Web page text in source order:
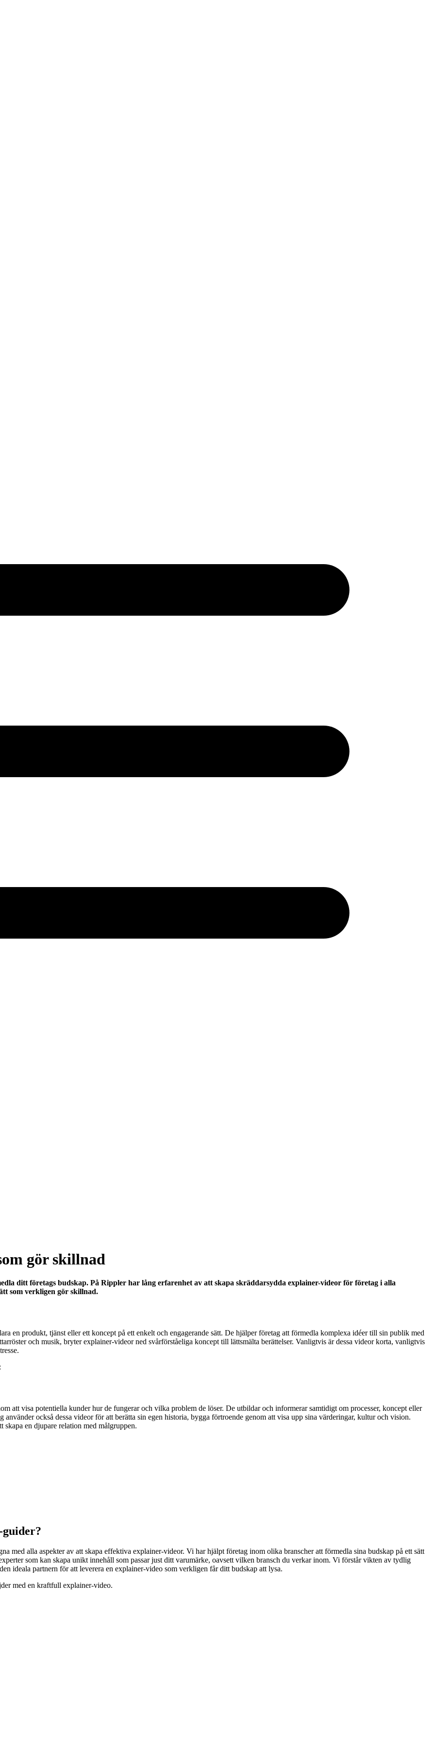
gör skillnad
ditt företags budskap. På Rippler har lång erfarenhet av att skapa skräddarsydda explainer-videor för företag i alla
som verkligen gör skillnad.
en produkt, tjänst eller ett koncept på ett enkelt och engagerande sätt. De hjälper företag att förmedla komplexa idéer till sin publik med
och musik, bryter explainer-videor ned svårförståeliga koncept till lättsmälta berättelser. Vanligtvis är dessa videor korta, vanligtvis
att visa potentiella kunder hur de fungerar och vilka problem de löser. De utbildar och informerar samtidigt om processer, koncept eller
också dessa videor för att berätta sin egen historia, bygga förtroende genom att visa upp sina värderingar, kultur och vision.
en djupare relation med målgruppen.
med alla aspekter av att skapa effektiva explainer-videor. Vi har hjälpt företag inom olika branscher att förmedla sina budskap på ett sätt
som kan skapa unikt innehåll som passar just ditt varumärke, oavsett vilken bransch du verkar inom. Vi förstår vikten av tydlig
ideala partnern för att leverera en explainer-video som verkligen får ditt budskap att lysa.
med en kraftfull explainer-video.